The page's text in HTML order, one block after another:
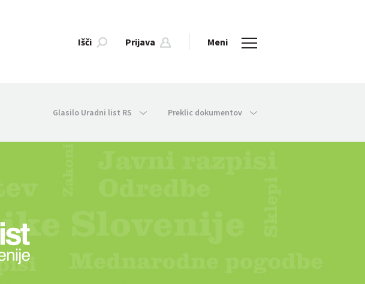
Išči Prijava Meni
Glasilo Uradni list RS Preklic dokumentov